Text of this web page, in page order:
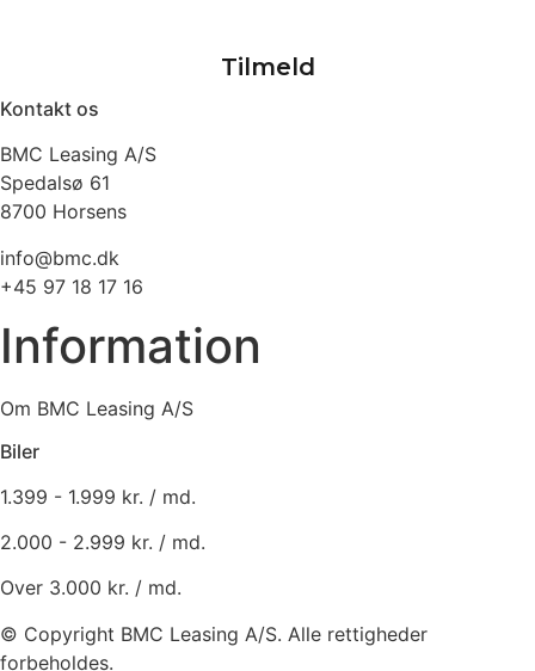
Kontakt os
BMC Leasing A/S
Spedalsø 61
8700 Horsens
info@bmc.dk
+45 97 18 17 16
Information
Om BMC Leasing A/S
Biler
1.399 - 1.999 kr. / md.
2.000 - 2.999 kr. / md.
Over 3.000 kr. / md.
© Copyright BMC Leasing A/S. Alle rettigheder
forbeholdes.